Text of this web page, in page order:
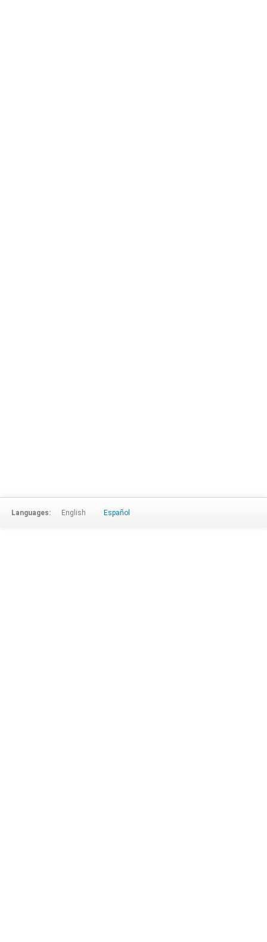
Languages: English Español